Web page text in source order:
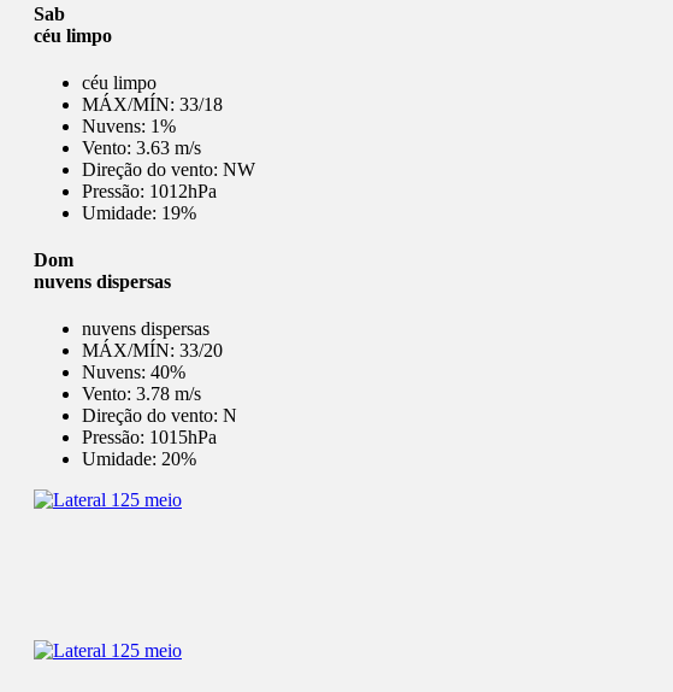
Sab
céu limpo
céu limpo
MÁX/MÍN: 33/18
Nuvens: 1%
Vento: 3.63 m/s
Direção do vento: NW
Pressão: 1012hPa
Umidade: 19%
Dom
nuvens dispersas
nuvens dispersas
MÁX/MÍN: 33/20
Nuvens: 40%
Vento: 3.78 m/s
Direção do vento: N
Pressão: 1015hPa
Umidade: 20%